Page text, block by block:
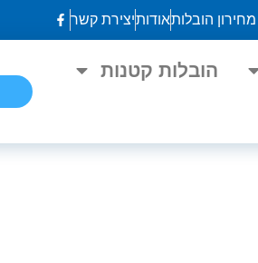
מחירון הובלותאודותיצירת קשר
הובלות קטנות